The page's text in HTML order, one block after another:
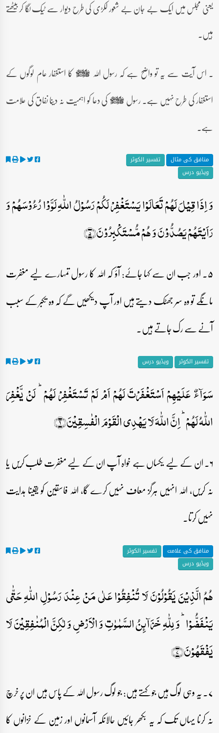
یعنی مجلس میں ایک بے جان بے شعور لکڑی کی طرح دیوار سے ٹیک لگا کر بیٹھتے
ہیں۔
۔ اس آیت سے یہ تو واضح ہے کہ رسول اللہ صلى‌الله‌عليه‌وآله‌وسلمکا استغفار عام لوگوں کے
استغفار کی طرح نہیں ہے۔ رسول صلى‌الله‌عليه‌وآله‌وسلمکی دعا کو اہمیت نہ دینا نفاق کی علامت
ہے۔
منافق کی مثال
تفسیر الکوثر
ویڈیو درس
وَ اِذَا قِیۡلَ لَہُمۡ تَعَالَوۡا یَسۡتَغۡفِرۡ لَکُمۡ رَسُوۡلُ اللّٰہِ لَوَّوۡا رُءُوۡسَہُمۡ وَ
رَاَیۡتَہُمۡ یَصُدُّوۡنَ وَ ہُمۡ مُّسۡتَکۡبِرُوۡنَ﴿۵﴾
۵۔ اور جب ان سے کہا جائے: آؤ کہ اللہ کا رسول تمہارے لیے مغفرت
مانگے تو وہ سر جھٹک دیتے ہیں اور آپ دیکھیں گے کہ وہ تکبر کے سبب
آنے سے رک جاتے ہیں۔
تفسیر الکوثر ویڈیو درس
سَوَآءٌ عَلَیۡہِمۡ اَسۡتَغۡفَرۡتَ لَہُمۡ اَمۡ لَمۡ تَسۡتَغۡفِرۡ لَہُمۡ ؕ لَنۡ یَّغۡفِرَ
اللّٰہُ لَہُمۡ ؕ اِنَّ اللّٰہَ لَا یَہۡدِی الۡقَوۡمَ الۡفٰسِقِیۡنَ﴿۶﴾
۶۔ ان کے لیے یکساں ہے خواہ آپ ان کے لیے مغفرت طلب کریں یا
نہ کریں، اللہ انہیں ہرگز معاف نہیں کرے گا، اللہ فاسقین کو یقینا ہدایت
نہیں کرتا۔
منافق کی علامت
تفسیر الکوثر
ویڈیو درس
ہُمُ الَّذِیۡنَ یَقُوۡلُوۡنَ لَا تُنۡفِقُوۡا عَلٰی مَنۡ عِنۡدَ رَسُوۡلِ اللّٰہِ حَتّٰی
یَنۡفَضُّوۡا ؕ وَ لِلّٰہِ خَزَآئِنُ السَّمٰوٰتِ وَ الۡاَرۡضِ وَ لٰکِنَّ الۡمُنٰفِقِیۡنَ لَا
یَفۡقَہُوۡنَ﴿۷﴾
۷۔ یہ وہی لوگ ہیں جو کہتے ہیں: جو لوگ رسول اللہ کے پاس ہیں ان پر خرچ
نہ کرنا یہاں تک کہ یہ بکھر جائیں حالانکہ آسمانوں اور زمین کے خزانوں کا